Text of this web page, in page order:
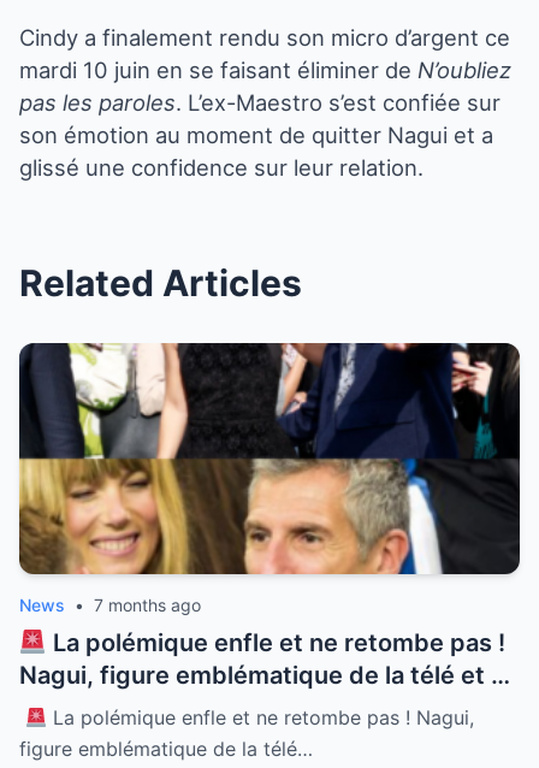
Cindy a finalement rendu son micro d’argent ce
mardi 10 juin en se faisant éliminer de N’oubliez
pas les paroles. L’ex-Maestro s’est confiée sur
son émotion au moment de quitter Nagui et a
glissé une confidence sur leur relation.
Related Articles
News • 7 months ago
La polémique enfle et ne retombe pas !
Nagui, figure emblématique de la télé et né
à Alexandrie, se retrouve au cœur d’une
tempête médiatique sans précédent.
La polémique enfle et ne retombe pas ! Nagui,
figure emblématique de la télé…